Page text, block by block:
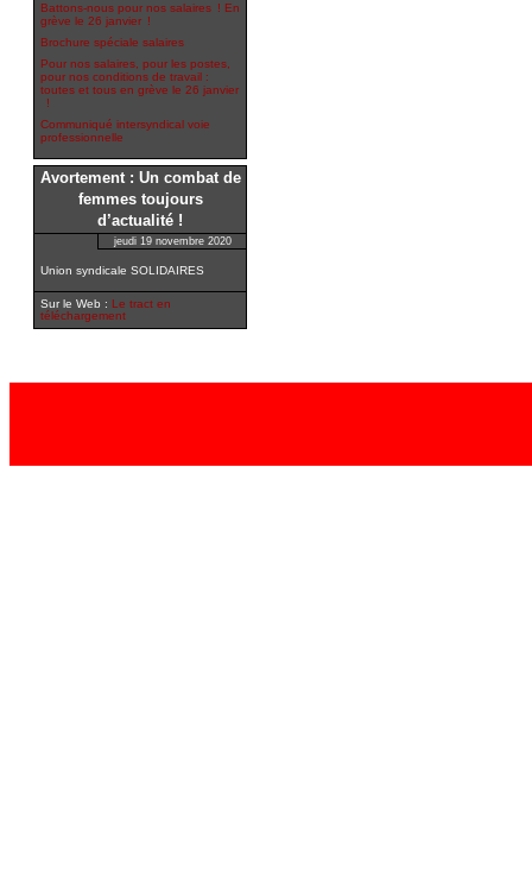
Battons-nous pour nos salaires ! En
grève le 26 janvier !
Brochure spéciale salaires
Pour nos salaires, pour les postes,
pour nos conditions de travail :
toutes et tous en grève le 26 janvier
!
Communiqué intersyndical voie
professionnelle
Avortement : Un combat de
femmes toujours
d’actualité !
jeudi 19 novembre 2020
Union syndicale SOLIDAIRES
Sur le Web : Le tract en
téléchargement